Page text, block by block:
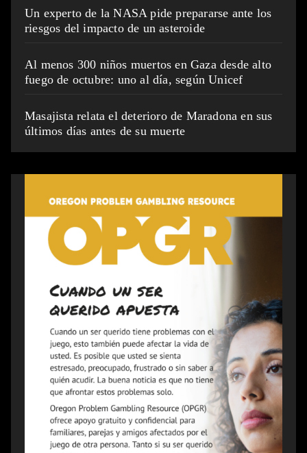
Un experto de la NASA pide prepararse ante los
riesgos del impacto de un asteroide
Al menos 300 niños muertos en Gaza desde alto
fuego de octubre: uno al día, según Unicef
Masajista relata el deterioro de Maradona en sus
últimos días antes de su muerte